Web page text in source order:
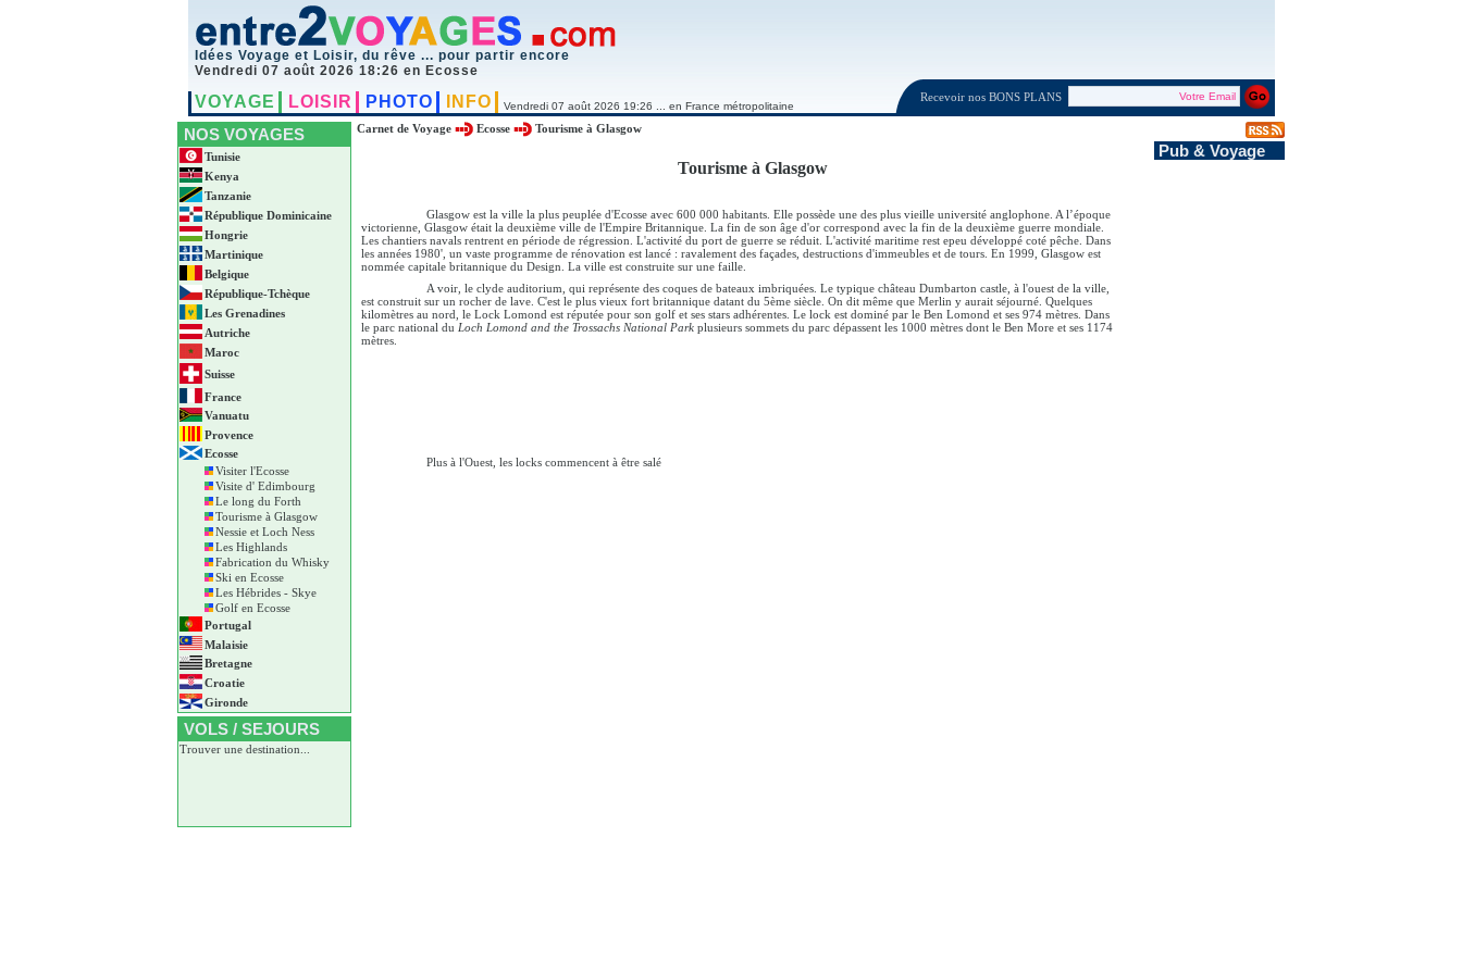
Idées Voyage et Loisir, du rêve ... pour partir encore
Vendredi 07 août 2026 18:26 en Ecosse
VOYAGE LOISIR PHOTO INFO Vendredi 07 août 2026 19:26 ... en France métropolitaine
Recevoir nos BONS PLANS
NOS VOYAGES
Tunisie
Kenya
Tanzanie
République Dominicaine
Hongrie
Martinique
Belgique
République-Tchèque
Les Grenadines
Autriche
Maroc
Suisse
France
Vanuatu
Provence
Ecosse
Visiter l'Ecosse
Visite d' Edimbourg
Le long du Forth
Tourisme à Glasgow
Nessie et Loch Ness
Les Highlands
Fabrication du Whisky
Ski en Ecosse
Les Hébrides - Skye
Golf en Ecosse
Portugal
Malaisie
Bretagne
Croatie
Gironde
VOLS / SEJOURS
Trouver une destination...
Carnet de Voyage Ecosse Tourisme à Glasgow
Tourisme à Glasgow
Glasgow est la ville la plus peuplée d'Ecosse avec 600 000 habitants. Elle possède une des plus vieille université anglophone. A l’époque
victorienne, Glasgow était la deuxième ville de l'Empire Britannique. La fin de son âge d'or correspond avec la fin de la deuxième guerre mondiale.
Les chantiers navals rentrent en période de régression. L'activité du port de guerre se réduit. L'activité maritime rest epeu développé coté pêche. Dans
les années 1980', un vaste programme de rénovation est lancé : ravalement des façades, destructions d'immeubles et de tours. En 1999, Glasgow est
nommée capitale britannique du Design. La ville est construite sur une faille.
A voir, le clyde auditorium, qui représente des coques de bateaux imbriquées. Le typique château Dumbarton castle, à l'ouest de la ville,
est construit sur un rocher de lave. C'est le plus vieux fort britannique datant du 5ème siècle. On dit même que Merlin y aurait séjourné. Quelques
kilomètres au nord, le Lock Lomond est réputée pour son golf et ses stars adhérentes. Le lock est dominé par le Ben Lomond et ses 974 mètres. Dans
le parc national du Loch Lomond and the Trossachs National Park plusieurs sommets du parc dépassent les 1000 mètres dont le Ben More et ses 1174
mètres.
Plus à l'Ouest, les locks commencent à être salé
Pub & Voyage